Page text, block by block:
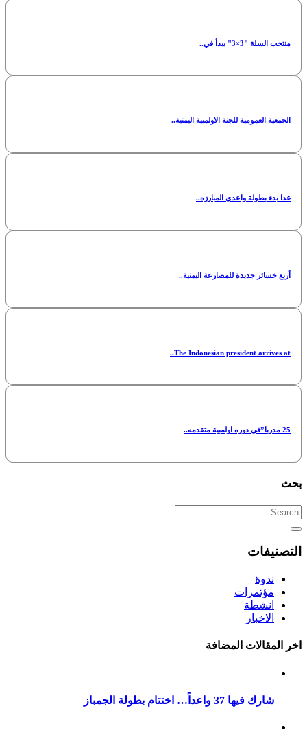
منتخب السلة "3×3" يبدأ في..
الجمعية العمومية للجنة الاولمبية اليمنية..
غدا بدء بطولة واعدي المبارزه..
أربع خسائر جديدة للمصارعة اليمنية..
The Indonesian president arrives at..
25 مدربا”في دوره اولمبية متقدمه..
بحث
التصنيفات
ندوة
مؤتمرات
انشطة
الاخبار
اخر المقالات المضافة
شارك فيها 37 واعداً… اختتام بطولة الجمباز